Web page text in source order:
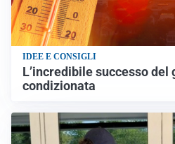
IDEE E CONSIGLI
L’incredibile successo del
condizionata